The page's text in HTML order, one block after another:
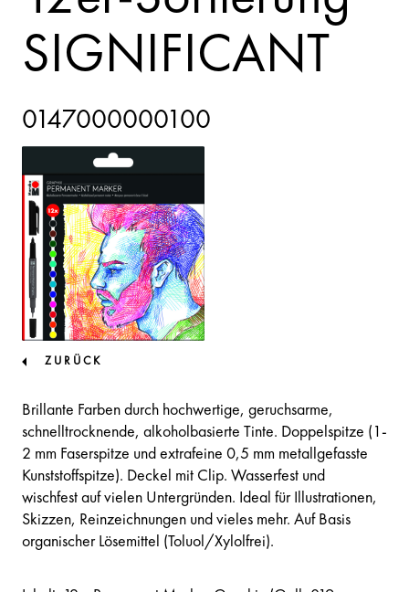
SIGNIFICANT
0147000000100
ZURÜCK
Brillante Farben durch hochwertige, geruchsarme,
schnelltrocknende, alkoholbasierte Tinte. Doppelspitze (1-
2 mm Faserspitze und extrafeine 0,5 mm metallgefasste
Kunststoffspitze). Deckel mit Clip. Wasserfest und
wischfest auf vielen Untergründen. Ideal für Illustrationen,
Skizzen, Reinzeichnungen und vieles mehr. Auf Basis
organischer Lösemittel (Toluol/Xylolfrei).